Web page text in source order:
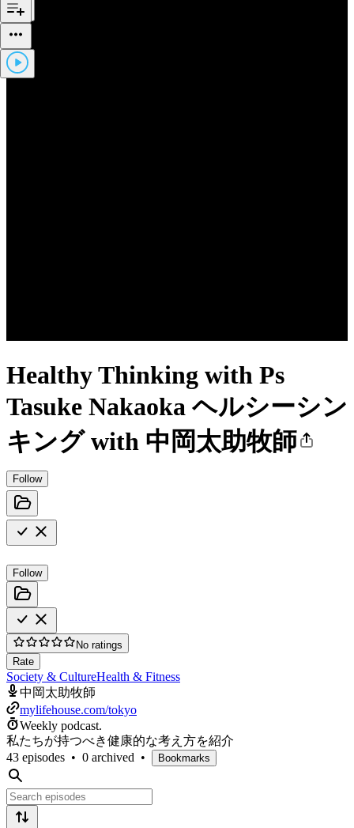
Healthy Thinking with Ps
Tasuke Nakaoka ヘルシーシン
キング with 中岡太助牧師
Follow
Follow
No ratings
Rate
Society & CultureHealth & Fitness
中岡太助牧師
mylifehouse.com/tokyo
Weekly podcast.
私たちが持つべき健康的な考え方を紹介
43 episodes • 0 archived • Bookmarks